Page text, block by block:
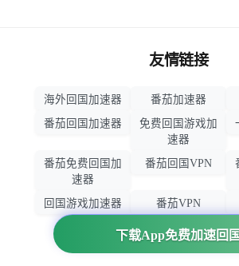
下载App免费加速回国
友情链接
海外回国加速器 番茄加速器
番茄回国加速器
免费回国游戏加
速器
番茄免费回国加
速器
番茄回国VPN
回国游戏加速器
番茄VPN
归雁加速器
回国VPN